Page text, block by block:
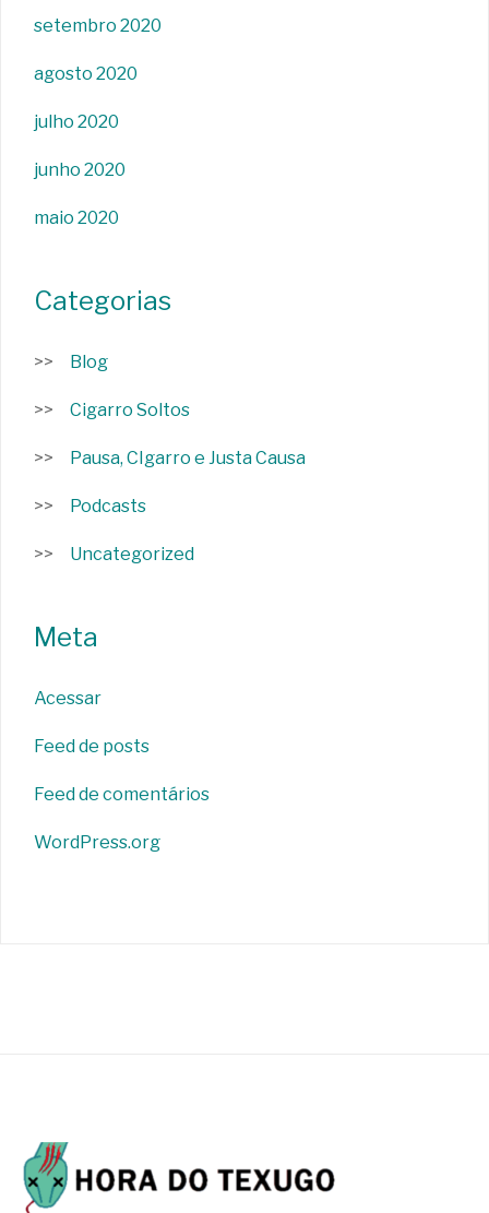
setembro 2020
agosto 2020
julho 2020
junho 2020
maio 2020
Categorias
Blog
Cigarro Soltos
Pausa, CIgarro e Justa Causa
Podcasts
Uncategorized
Meta
Acessar
Feed de posts
Feed de comentários
WordPress.org